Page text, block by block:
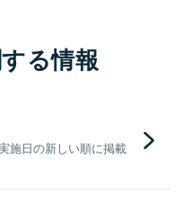
る情報
施日の新しい順に掲載